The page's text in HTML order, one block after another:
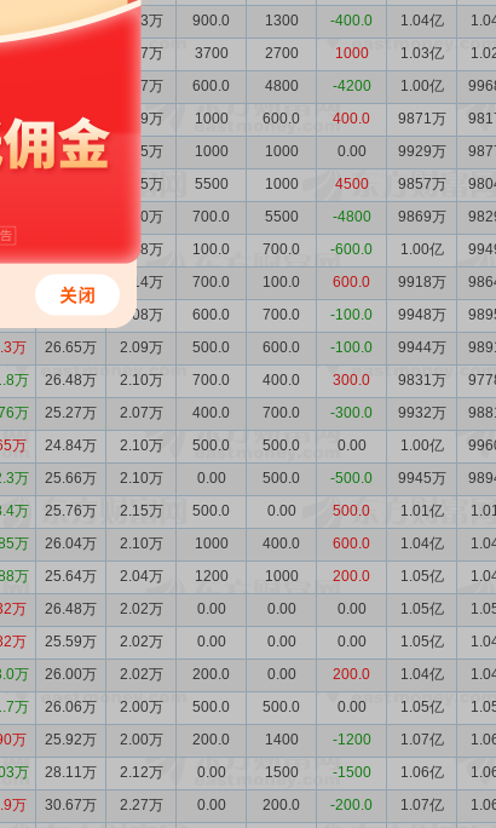
万 22.18万 1.73万 900.0 1300 -400.0 1.04亿
万 1.77万 3700 2700 1000 1.03亿
1.67万 600.0 4800 -4200 1.00亿
万 26.79万 2.09万 1000 600.0 400.0 9871万
万 25.91万 2.05万 1000 1000 0.00 9929万
2.05万 5500 1000 4500 9857万
1.60万 700.0 5500 -4800 9869万
万 2.08万 100.0 700.0 -600.0 1.00亿
27.05万 2.14万 700.0 100.0 600.0 9918万
26.77万 2.08万 600.0 700.0 -100.0 9948万
万 26.65万 2.09万 500.0 600.0 -100.0 9944万
万 26.48万 2.10万 700.0 400.0 300.0 9831万
万 25.27万 2.07万 400.0 700.0 -300.0 9932万
万 24.84万 2.10万 500.0 500.0 0.00 1.00亿
万 25.66万 2.10万 0.00 500.0 -500.0 9945万
万 25.76万 2.15万 500.0 0.00 500.0 1.01亿
万 26.04万 2.10万 1000 400.0 600.0 1.04亿
万 25.64万 2.04万 1200 1000 200.0 1.05亿
万 26.48万 2.02万 0.00 0.00 0.00 1.05亿
万 25.59万 2.02万 0.00 0.00 0.00 1.05亿
万 26.00万 2.02万 200.0 0.00 200.0 1.04亿
万 26.06万 2.00万 500.0 500.0 0.00 1.05亿
万 25.92万 2.00万 200.0 1400 -1200 1.07亿
万 28.11万 2.12万 0.00 1500 -1500 1.06亿
万 30.67万 2.27万 0.00 200.0 -200.0 1.07亿